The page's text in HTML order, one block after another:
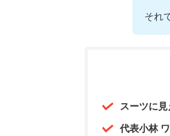
それ
スーツに
代表小林